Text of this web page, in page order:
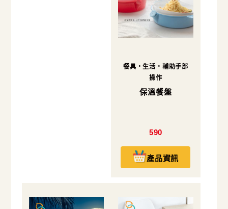
餐具・生活・輔助手部
操作
保溫餐盤
590
產品資訊